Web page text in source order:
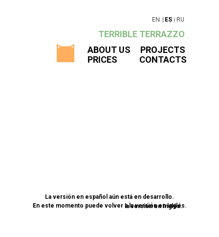
ABOUT US
PROJECTS
CONTACTS
PRICES
EN RU
ES
| |
TERRIBLE TERRAZZO
La versión en español aún está en desarrollo.
En este momento puede volver a la versión en Inglés.
la versión en Inglés.